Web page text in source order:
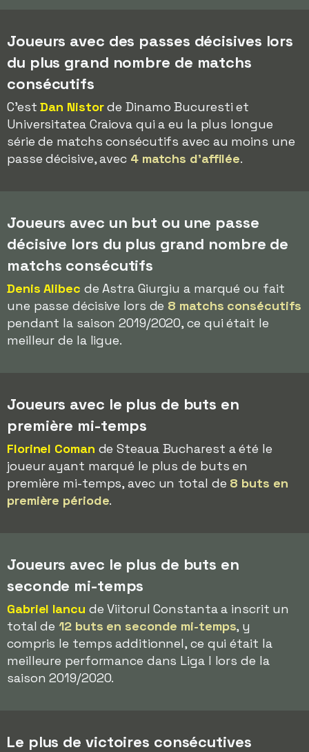
Joueurs avec des passes décisives lors
du plus grand nombre de matchs
consécutifs
C'estDan Nistorde Dinamo Bucuresti et
Universitatea Craiova qui a eu la plus longue
série de matchs consécutifs avec au moins une
passe décisive, avec 4 matchs d'affilée.
Joueurs avec un but ou une passe
décisive lors du plus grand nombre de
matchs consécutifs
Denis Alibec de Astra Giurgiu a marqué ou fait
une passe décisive lors de 8 matchs consécutifs
pendant la saison 2019/2020, ce qui était le
meilleur de la ligue.
Joueurs avec le plus de buts en
première mi-temps
Florinel Coman de Steaua Bucharest a été le
joueur ayant marqué le plus de buts en
première mi-temps, avec un total de 8 buts en
première période.
Joueurs avec le plus de buts en
seconde mi-temps
Gabriel Iancu de Viitorul Constanta a inscrit un
total de12 buts en seconde mi-temps, y
compris le temps additionnel, ce qui était la
meilleure performance dans Liga I lors de la
saison 2019/2020.
Le plus de victoires consécutives